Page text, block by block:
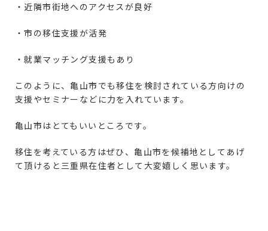
・近隣市街地へのアクセスが良好
・市の移住支援が活発
・就業マッチング支援もあり
このように、亀山市でも移住を検討されている方向けの
支援やセミナーなどに力を入れています。
亀山市はとてもいいところです。
移住を考えている方はぜひ、亀山市を候補地としてあげ
て頂けると三重県在住者として大変嬉しく思います。